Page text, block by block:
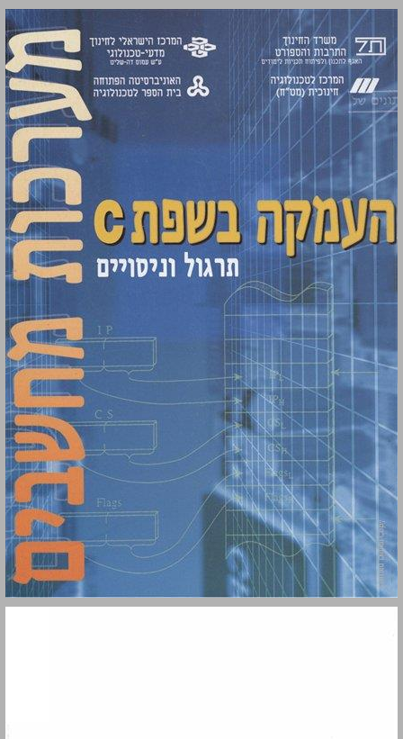
הנדסת אלקטרוניקה ומחשבים: מבוא להנדסת מחשבים - העמקת בשפת ‭- C‬ תרגול וניסויים (78-1043418) ... 0